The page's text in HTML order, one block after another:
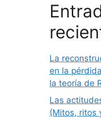
La
en la
la teoría de
Las
(Mitos, ritos